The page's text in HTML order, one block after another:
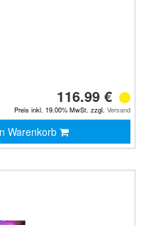
116.99 €
Preis inkl. 19.00% MwSt. zzgl. Versand
Warenkorb